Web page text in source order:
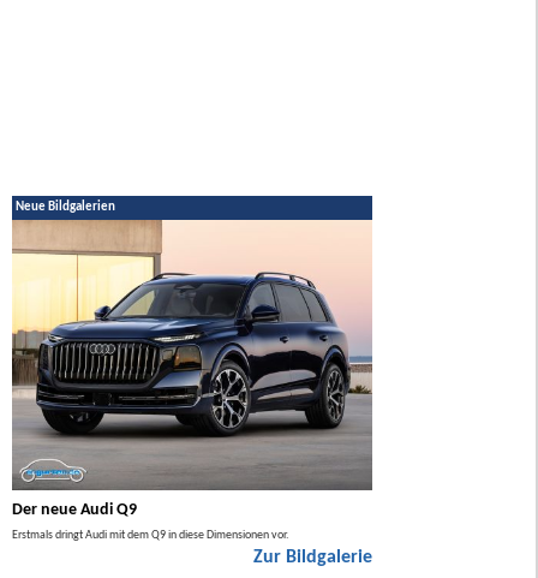
Neue Bildgalerien
Der neue Audi Q9
Erstmals dringt Audi mit dem Q9 in diese Dimensionen vor.
Zur Bildgalerie